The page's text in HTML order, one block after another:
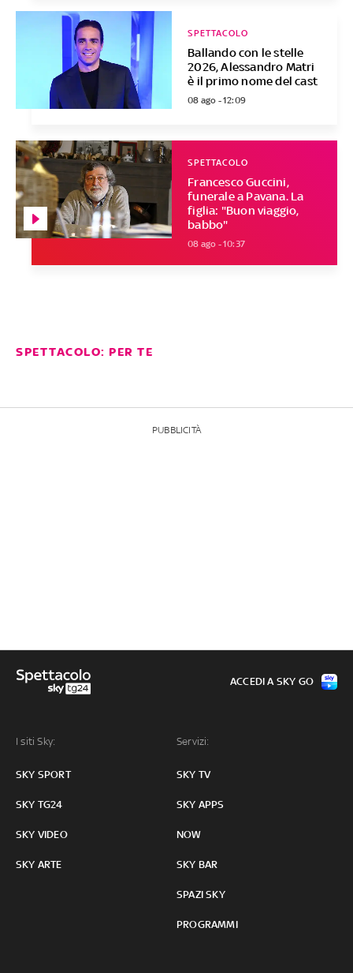
Ballando con le stelle
2026, Alessandro Matri
è il primo nome del cast
SPETTACOLO
08 ago - 12:09
Francesco Guccini,
funerale a Pavana. La
figlia: "Buon viaggio,
babbo"
SPETTACOLO
08 ago - 10:37
SPETTACOLO: PER TE
PUBBLICITÀ
I siti Sky:
SKY SPORT
SKY TG24
SKY VIDEO
SKY ARTE
Servizi:
SKY TV
SKY APPS
NOW
SKY BAR
SPAZI SKY
PROGRAMMI
ACCEDI A SKY GO